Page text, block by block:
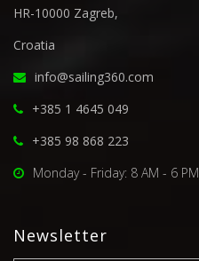
HR-10000 Zagreb,
Croatia
info@sailing360.com
+385 1 4645 049
+385 98 868 223
Monday - Friday: 8 AM - 6 PM
Newsletter